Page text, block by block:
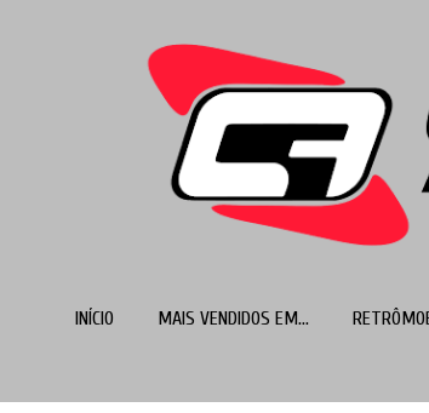
INÍCIO MAIS VENDIDOS EM...